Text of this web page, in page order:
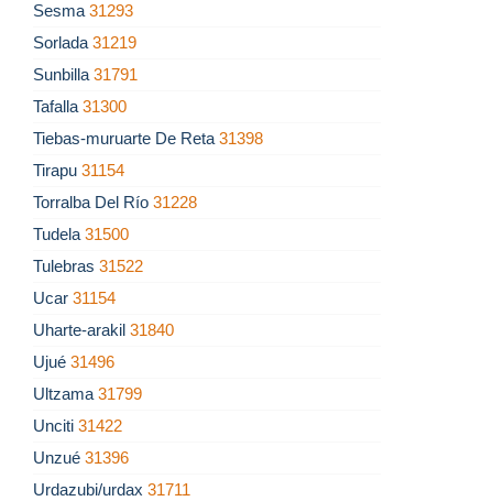
Sesma 31293
Sorlada 31219
Sunbilla 31791
Tafalla 31300
Tiebas-muruarte De Reta 31398
Tirapu 31154
Torralba Del Río 31228
Tudela 31500
Tulebras 31522
Ucar 31154
Uharte-arakil 31840
Ujué 31496
Ultzama 31799
Unciti 31422
Unzué 31396
Urdazubi/urdax 31711